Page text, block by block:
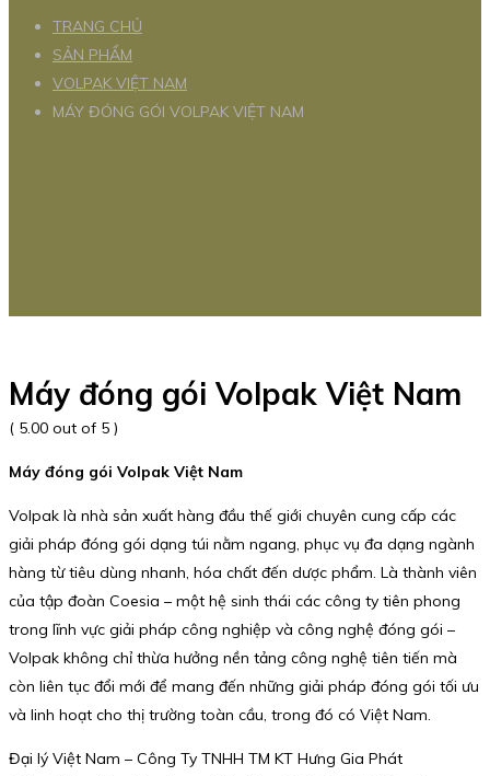
TRANG CHỦ
SẢN PHẨM
VOLPAK VIỆT NAM
MÁY ĐÓNG GÓI VOLPAK VIỆT NAM
Máy đóng gói Volpak Việt Nam
( 5.00 out of 5 )
Máy đóng gói Volpak Việt Nam
Volpak là nhà sản xuất hàng đầu thế giới chuyên cung cấp các
giải pháp đóng gói dạng túi nằm ngang, phục vụ đa dạng ngành
hàng từ tiêu dùng nhanh, hóa chất đến dược phẩm. Là thành viên
của tập đoàn Coesia – một hệ sinh thái các công ty tiên phong
trong lĩnh vực giải pháp công nghiệp và công nghệ đóng gói –
Volpak không chỉ thừa hưởng nền tảng công nghệ tiên tiến mà
còn liên tục đổi mới để mang đến những giải pháp đóng gói tối ưu
và linh hoạt cho thị trường toàn cầu, trong đó có Việt Nam.
Đại lý Việt Nam – Công Ty TNHH TM KT Hưng Gia Phát